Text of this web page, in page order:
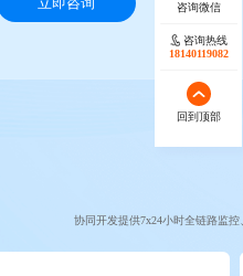
立即咨询
协同开发提供7x24小时全链路监
咨询热线
18140119082
回到顶部